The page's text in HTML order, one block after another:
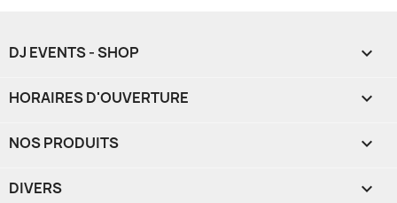
DJ EVENTS - SHOP 
HORAIRES D'OUVERTURE 
NOS PRODUITS 
DIVERS 